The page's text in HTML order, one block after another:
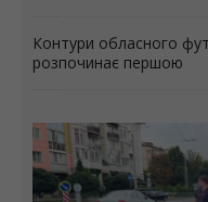
Контури обласного
розпочинає першою